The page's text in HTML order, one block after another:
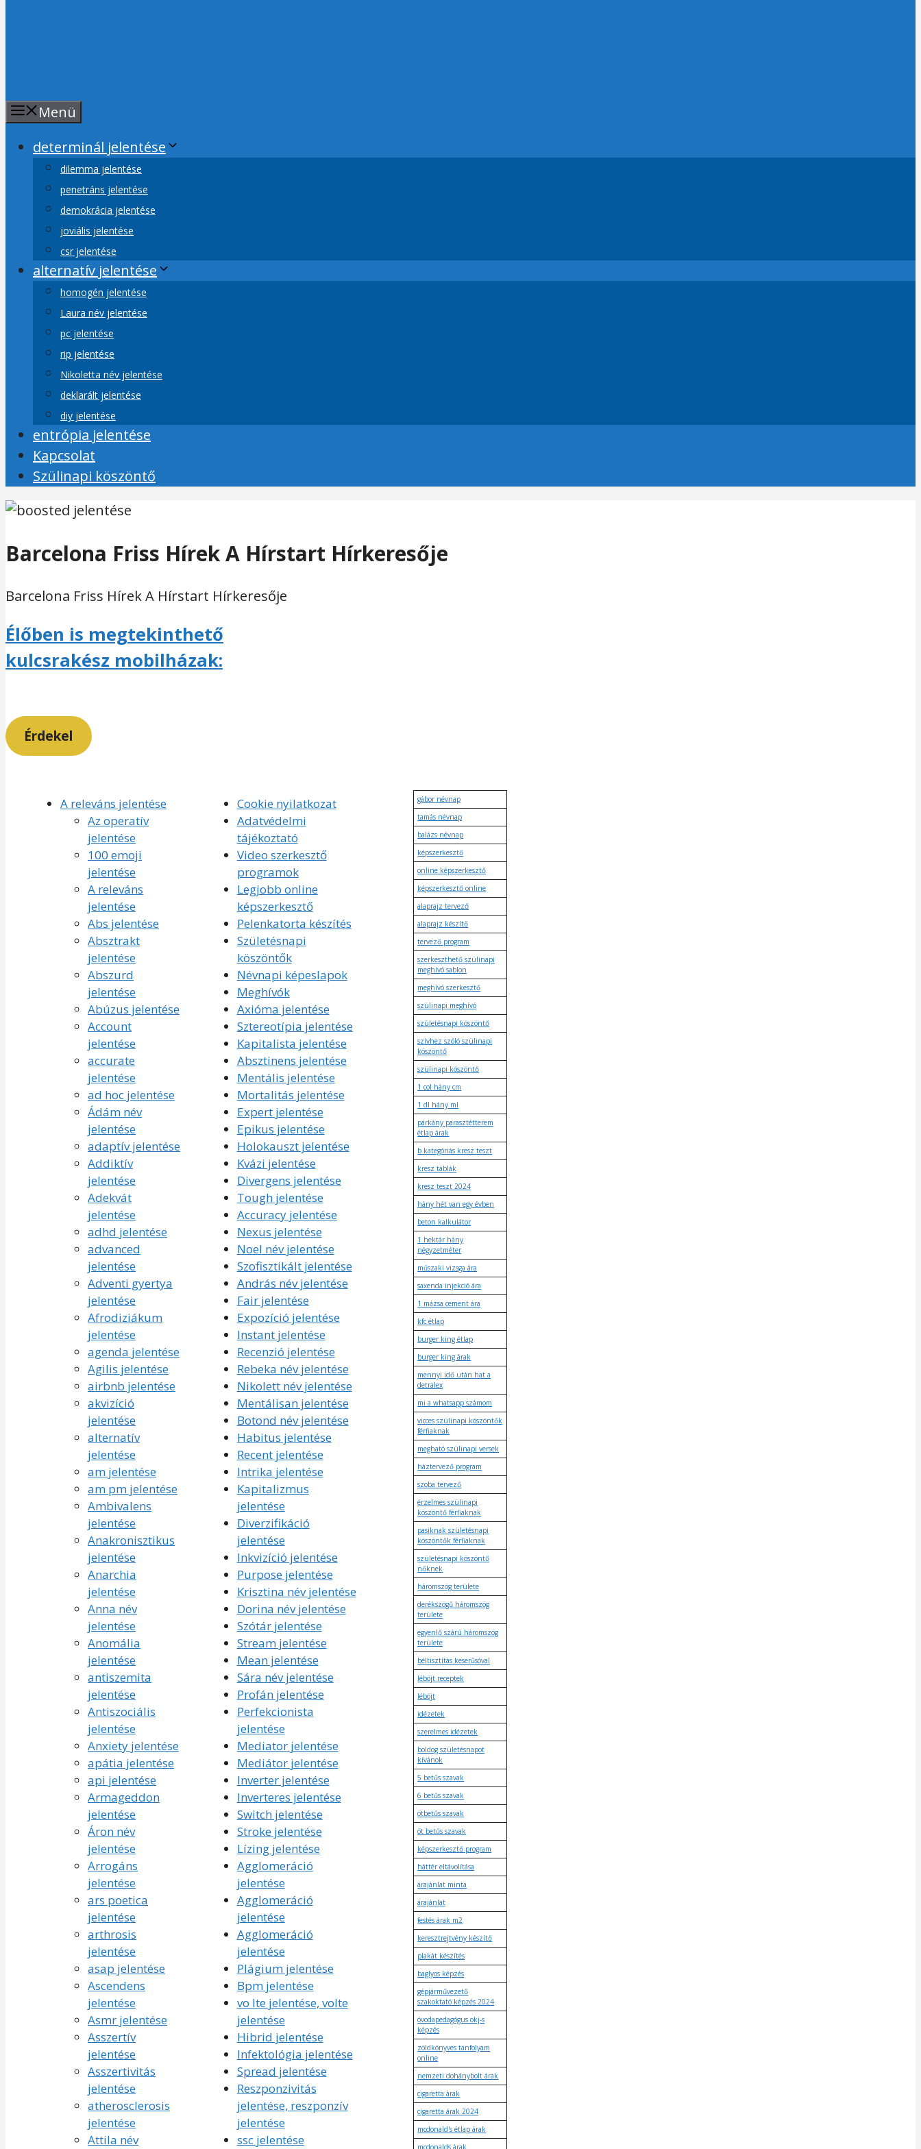
Menü
determinál jelentése
dilemma jelentése
penetráns jelentése
demokrácia jelentése
joviális jelentése
csr jelentése
alternatív jelentése
homogén jelentése
Laura név jelentése
pc jelentése
rip jelentése
Nikoletta név jelentése
deklarált jelentése
diy jelentése
entrópia jelentése
Kapcsolat
Szülinapi köszöntő
Barcelona Friss Hírek A Hírstart Hírkeresője
Barcelona Friss Hírek A Hírstart Hírkeresője
Élőben is megtekinthető
kulcsrakész mobilházak:
Érdekel
A releváns jelentése
Az operatív
jelentése
100 emoji
jelentése
A releváns
jelentése
Abs jelentése
Absztrakt
jelentése
Abszurd
jelentése
Abúzus jelentése
Account
jelentése
accurate
jelentése
ad hoc jelentése
Ádám név
jelentése
adaptív jelentése
Addiktív
jelentése
Adekvát
jelentése
adhd jelentése
advanced
jelentése
Adventi gyertya
jelentése
Afrodiziákum
jelentése
agenda jelentése
Agilis jelentése
airbnb jelentése
akvizíció
jelentése
alternatív
jelentése
am jelentése
am pm jelentése
Ambivalens
jelentése
Anakronisztikus
jelentése
Anarchia
jelentése
Anna név
jelentése
Anomália
jelentése
antiszemita
jelentése
Antiszociális
jelentése
Anxiety jelentése
apátia jelentése
api jelentése
Armageddon
jelentése
Áron név
jelentése
Arrogáns
jelentése
ars poetica
jelentése
arthrosis
jelentése
asap jelentése
Ascendens
jelentése
Asmr jelentése
Asszertív
jelentése
Asszertivitás
jelentése
atherosclerosis
jelentése
Attila név
Cookie nyilatkozat
Adatvédelmi
tájékoztató
Video szerkesztő
programok
Legjobb online
képszerkesztő
Pelenkatorta készítés
Születésnapi
köszöntők
Névnapi képeslapok
Meghívók
Axióma jelentése
Sztereotípia jelentése
Kapitalista jelentése
Absztinens jelentése
Mentális jelentése
Mortalitás jelentése
Expert jelentése
Epikus jelentése
Holokauszt jelentése
Kvázi jelentése
Divergens jelentése
Tough jelentése
Accuracy jelentése
Nexus jelentése
Noel név jelentése
Szofisztikált jelentése
András név jelentése
Fair jelentése
Expozíció jelentése
Instant jelentése
Recenzió jelentése
Rebeka név jelentése
Nikolett név jelentése
Mentálisan jelentése
Botond név jelentése
Habitus jelentése
Recent jelentése
Intrika jelentése
Kapitalizmus
jelentése
Diverzifikáció
jelentése
Inkvizíció jelentése
Purpose jelentése
Krisztina név jelentése
Dorina név jelentése
Szótár jelentése
Stream jelentése
Mean jelentése
Sára név jelentése
Profán jelentése
Perfekcionista
jelentése
Mediator jelentése
Mediátor jelentése
Inverter jelentése
Inverteres jelentése
Switch jelentése
Stroke jelentése
Lízing jelentése
Agglomeráció
jelentése
Agglomeráció
jelentése
Agglomeráció
jelentése
Plágium jelentése
Bpm jelentése
vo lte jelentése, volte
jelentése
Hibrid jelentése
Infektológia jelentése
Spread jelentése
Reszponzivitás
jelentése, reszponzív
jelentése
ssc jelentése
gábor névnap
tamás névnap
balázs névnap
képszerkesztő
online képszerkesztő
képszerkesztő online
alaprajz tervező
alaprajz készítő
tervező program
szerkeszthető szülinapi
meghívó sablon
meghívó szerkesztő
szülinapi meghívó
születésnapi köszöntő
szívhez szóló szülinapi
köszöntő
szülinapi köszöntő
1 col hány cm
1 dl hány ml
párkány parasztétterem
étlap árak
b kategóriás kresz teszt
kresz táblák
kresz teszt 2024
hány hét van egy évben
beton kalkulátor
1 hektár hány
négyzetméter
műszaki vizsga ára
saxenda injekció ára
1 mázsa cement ára
kfc étlap
burger king étlap
burger king árak
mennyi idő után hat a
detralex
mi a whatsapp számom
vicces szülinapi köszöntők
férfiaknak
megható szülinapi versek
háztervező program
szoba tervező
érzelmes szülinapi
köszöntő férfiaknak
pasiknak születésnapi
köszöntők férfiaknak
születésnapi köszöntő
nőknek
háromszög területe
derékszögű háromszög
területe
egyenlő szárú háromszög
területe
béltisztítás keserűsóval
léböjt receptek
léböjt
idézetek
szerelmes idézetek
boldog születésnapot
kívánok
5 betűs szavak
6 betűs szavak
ötbetűs szavak
öt betűs szavak
képszerkesztő program
háttér eltávolítása
árajánlat minta
árajánlat
festés árak m2
keresztrejtvény készítő
plakát készítés
baglyos képzés
gépjárművezető
szakoktató képzés 2024
óvodapedagógus okj-s
képzés
zöldkönyves tanfolyam
online
nemzeti dohánybolt árak
cigaretta árak
cigaretta árak 2024
mcdonald's étlap árak
mcdonalds árak